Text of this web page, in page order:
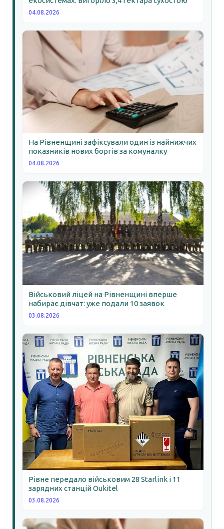
04.08.2026
На Рівненщині зафіксували один із найнижчих
показників нових боргів за комуналку
04.08.2026
Військовий ліцей на Рівненщині вперше
набирає дівчат: уже подали 10 заявок
03.08.2026
Рівне передало військовим 28 Starlink і 11
зарядних станцій Oukitel
03.08.2026